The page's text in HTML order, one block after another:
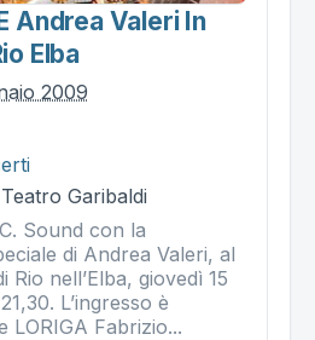
Andrea Valeri In
Elba
2009
Garibaldi
Sound con la
di Andrea Valeri, al
Rio nell’Elba, giovedì 15
L’ingresso è
LORIGA Fabrizio...